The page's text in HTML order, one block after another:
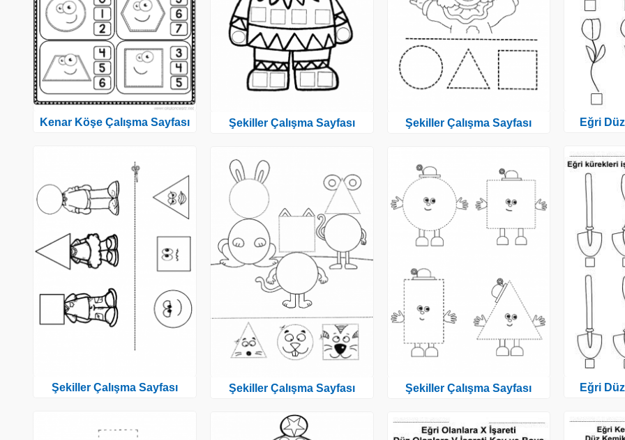
Kenar Köşe Çalışma Sayfası
Şekiller Çalışma Sayfası
Şekiller Çalışma Sayfası
Şekiller Çalışma Sayfası
Şekiller Çalışma Sayfası
Şekiller Çalışma Sayfası
Eğri
Eğri